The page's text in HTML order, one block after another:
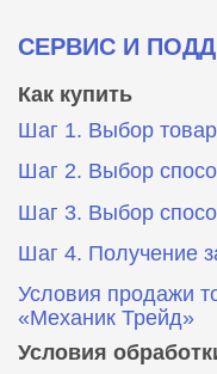
СЕРВИС И
Как купить
Шаг 1. Выбор
Шаг 2. Выбор
Шаг 3. Выбор
Шаг 4. Получение
Условия продажи
«Механик Трейд»
Условия